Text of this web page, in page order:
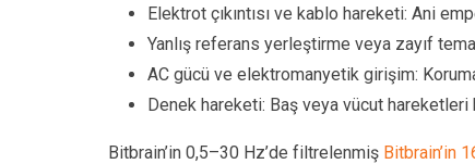
Elektrot çıkıntısı ve kablo hareketi: Ani
Yanlış referans yerleştirme veya zayıf
AC gücü ve elektromanyetik girişim:
Denek hareketi: Baş veya vücut
Bitbrain’in 0,5–30 Hz’de filtrelenmiş Bitbrain’in